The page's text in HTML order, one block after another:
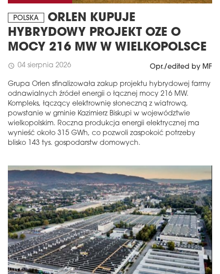
POLSKA
ORLEN KUPUJE
HYBRYDOWY PROJEKT OZE O
MOCY 216 MW W WIELKOPOLSCE
schedule 04 sierpnia 2026 Opr./edited by MF
Grupa Orlen sfinalizowała zakup projektu hybrydowej farmy
odnawialnych źródeł energii o łącznej mocy 216 MW.
Kompleks, łączący elektrownię słoneczną z wiatrową,
powstanie w gminie Kazimierz Biskupi w województwie
wielkopolskim. Roczna produkcja energii elektrycznej ma
wynieść około 315 GWh, co pozwoli zaspokoić potrzeby
blisko 143 tys. gospodarstw domowych.